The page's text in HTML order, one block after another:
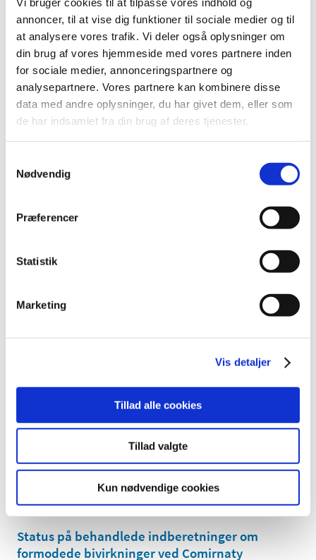
annoncer, til at vise dig funktioner til sociale medier og til
at analysere vores trafik. Vi deler også oplysninger om
din brug af vores hjemmeside med vores partnere inden
for sociale medier, annonceringspartnere og
analysepartnere. Vores partnere kan kombinere disse
data med andre oplysninger, du har givet dem, eller som
de har indsamlet fra din brug af deres tjenester.
Nødvendig
Præferencer
Statistik
Marketing
Vis detaljer
Tillad alle cookies
Tillad valgte
Kun nødvendige cookies
Lægemiddelstyrelsen har behandlet i alt 6.307
indberetninger om formodede bivirkninger ved…
Status på behandlede indberetninger om
formodede bivirkninger ved COVID-19 Vaccine
Janssen (Johnson & Johnson), uge 27
Lægemiddelstyrelsen har frem til den 6. juli 2021
modtaget 368 indberetninger om formodede…
Status på behandlede indberetninger om
Janssen (Johnson & Johnson), uge 26
Lægemiddelstyrelsen har frem til den 29. juni 2021
modtaget 346 indberetninger om formodede
Status på behandlede indberetninger om
Lægemiddelstyrelsen har behandlet i alt 3.156
Status på behandlede indberetninger om
formodede bivirkninger ved Spikevax
|1. juli 2021|
Lægemiddelstyrelsen har behandlet i alt 1.098
Status på behandlede indberetninger om
formodede bivirkninger ved Comirnaty